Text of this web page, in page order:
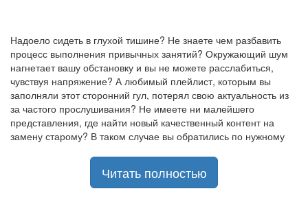
Надоело сидеть в глухой тишине? Не знаете чем разбавить
процесс выполнения привычных занятий? Окружающий шум
нагнетает вашу обстановку и вы не можете расслабиться,
чувствуя напряжение? А любимый плейлист, которым вы
заполняли этот сторонний гул, потерял свою актуальность из
за частого прослушивания? Не имеете ни малейшего
представления, где найти новый качественный контент на
замену старому? В таком случае вы обратились по нужному
Музыкальный портал KGZ Musicс большой радостью
приветствует своих старых и новых слушателей! Специально
Читать полностью